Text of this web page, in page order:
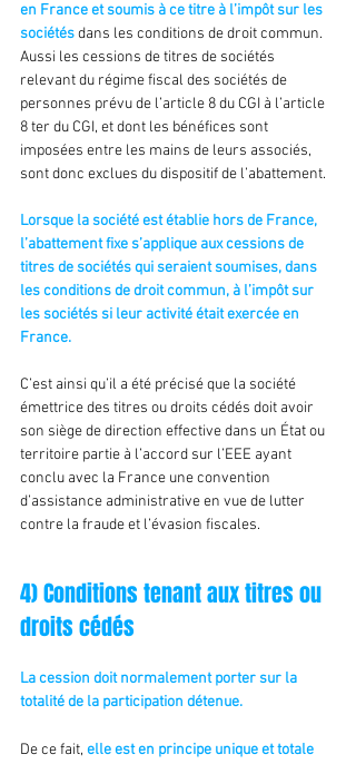
en France et soumis à ce titre à l’impôt sur les
sociétés dans les conditions de droit commun.
Aussi les cessions de titres de sociétés
relevant du régime fiscal des sociétés de
personnes prévu de l’article 8 du CGI à l’article
8 ter du CGI, et dont les bénéfices sont
imposées entre les mains de leurs associés,
sont donc exclues du dispositif de l’abattement.
Lorsque la société est établie hors de France,
l’abattement fixe s’applique aux cessions de
titres de sociétés qui seraient soumises, dans
les conditions de droit commun, à l’impôt sur
les sociétés si leur activité était exercée en
France.
C’est ainsi qu’il a été précisé que la société
émettrice des titres ou droits cédés doit avoir
son siège de direction effective dans un État ou
territoire partie à l’accord sur l’EEE ayant
conclu avec la France une convention
d’assistance administrative en vue de lutter
contre la fraude et l’évasion fiscales.
4) Conditions tenant aux titres ou
droits cédés
La cession doit normalement porter sur la
totalité de la participation détenue.
De ce fait, elle est en principe unique et totale